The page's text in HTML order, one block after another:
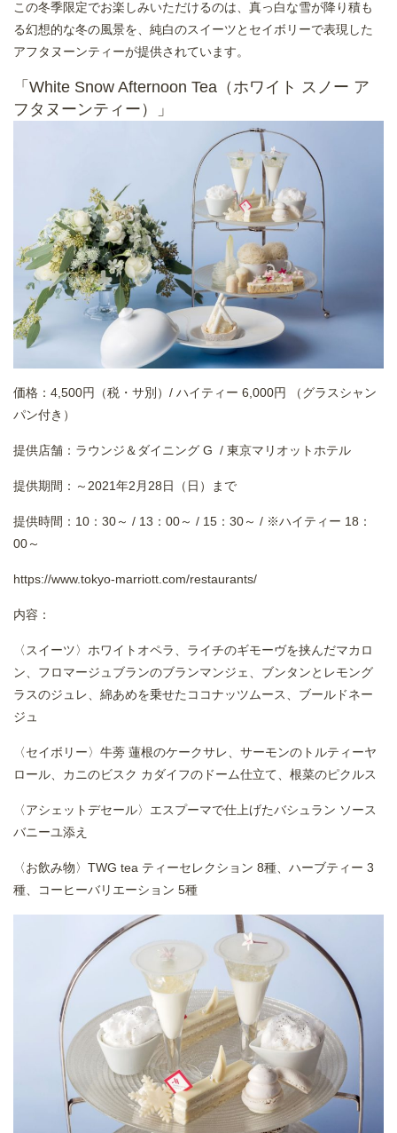
この冬季限定でお楽しみいただけるのは、真っ白な雪が降り積も
る幻想的な冬の風景を、純白のスイーツとセイボリーで表現した
アフタヌーンティーが提供されています。
「White Snow Afternoon Tea（ホワイト スノー ア
フタヌーンティー）」
価格：4,500円（税・サ別）/ ハイティー 6,000円 （グラスシャン
パン付き）
提供店舗：ラウンジ＆ダイニング G / 東京マリオットホテル
提供期間：～2021年2月28日（日）まで
提供時間：10：30～ / 13：00～ / 15：30～ / ※ハイティー 18：
00～
https://www.tokyo-marriott.com/restaurants/
内容：
〈スイーツ〉ホワイトオペラ、ライチのギモーヴを挟んだマカロ
ン、フロマージュブランのブランマンジェ、ブンタンとレモング
ラスのジュレ、綿あめを乗せたココナッツムース、ブールドネー
ジュ
〈セイボリー〉牛蒡 蓮根のケークサレ、サーモンのトルティーヤ
ロール、カニのビスク カダイフのドーム仕立て、根菜のピクルス
〈アシェットデセール〉エスプーマで仕上げたバシュラン ソース
バニーユ添え
〈お飲み物〉TWG tea ティーセレクション 8種、ハーブティー 3
種、コーヒーバリエーション 5種